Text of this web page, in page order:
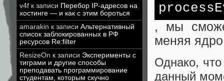
v4f к записи Перебор IP-адресов на
хостинге — и как с этим бороться
amarakin к записи Альтернативный
список заблокированных в РФ
ресурсов Re:filter
ResizeOn к записи Эксперименты с
тиграми и другие способы
преподавать программирование
студентам, которым скучно
, мы
меняя
Однако,
данный